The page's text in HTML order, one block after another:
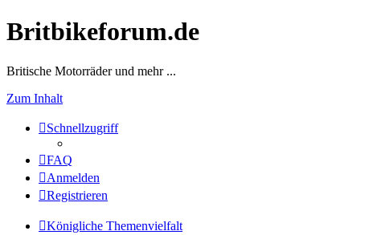
Britbikeforum.de
Britische Motorräder und mehr ...
Zum Inhalt
Schnellzugriff
FAQ
Anmelden
Registrieren
Königliche Themenvielfalt